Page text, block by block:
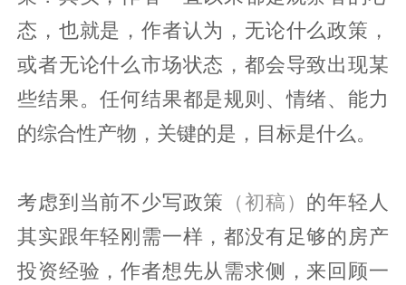
态，也就是，作者认为，无论什么政策，
或者无论什么市场状态，都会导致出现某
些结果。任何结果都是规则、情绪、能力
的综合性产物，关键的是，目标是什么。
考虑到当前不少写政策 （初稿） 的年轻人
其实跟年轻刚需一样，都没有足够的房产
投资经验，作者想先从需求侧，来回顾一